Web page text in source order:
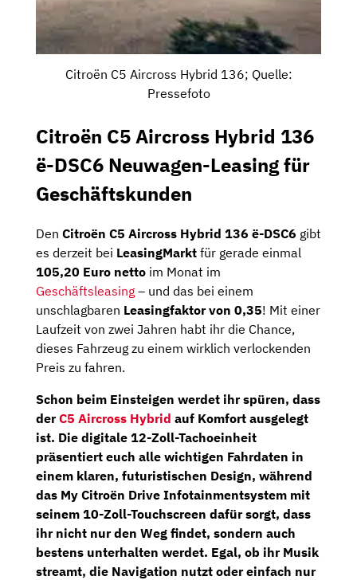
Citroën C5 Aircross Hybrid 136; Quelle:
Pressefoto
Citroën C5 Aircross Hybrid 136
ë-DSC6 Neuwagen-Leasing für
Geschäftskunden
Den Citroën C5 Aircross Hybrid 136 ë-DSC6 gibt
es derzeit bei LeasingMarkt für gerade einmal
105,20 Euro netto im Monat im
Geschäftsleasing – und das bei einem
unschlagbaren Leasingfaktor von 0,35! Mit einer
Laufzeit von zwei Jahren habt ihr die Chance,
dieses Fahrzeug zu einem wirklich verlockenden
Preis zu fahren.
Schon beim Einsteigen werdet ihr spüren, dass
derC5 Aircross Hybrid auf Komfort ausgelegt
ist. Die digitale 12-Zoll-Tachoeinheit
präsentiert euch alle wichtigen Fahrdaten in
einem klaren, futuristischen Design, während
das My Citroën Drive Infotainmentsystem mit
seinem 10-Zoll-Touchscreen dafür sorgt, dass
ihr nicht nur den Weg findet, sondern auch
bestens unterhalten werdet. Egal, ob ihr Musik
streamt, die Navigation nutzt oder einfach nur